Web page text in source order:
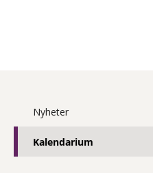
Nyheter
Kalendarium